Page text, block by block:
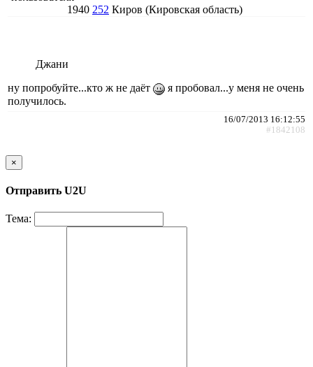
1940 252 Киров (Кировская область)
Джани
ну попробуйте...кто ж не даёт
я пробовал...у меня не очень
получилось.
16/07/2013 16:12:55
#1842108
×
Отправить U2U
Тема: